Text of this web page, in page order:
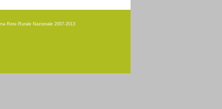
Rete Rurale Nazionale 2007-2013